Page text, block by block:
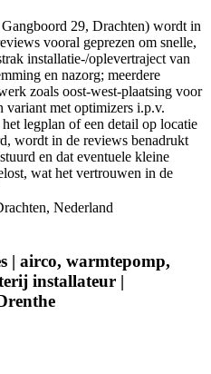
29, Drachten) wordt in
vooral geprezen om snelle,
installatie-/oplevertraject van
en nazorg; meerdere
zoals oost-west-plaatsing voor
variant met optimizers i.p.v.
legplan of een detail op locatie
wordt in de reviews benadrukt
en dat eventuele kleine
wat het vertrouwen in de
Nederland
| airco, warmtepomp,
installateur |